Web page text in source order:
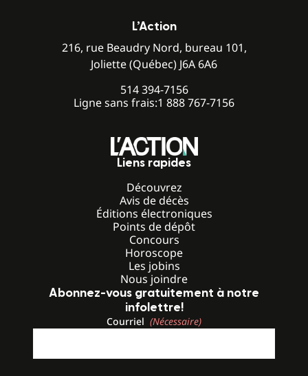
L’Action
216, rue Beaudry Nord, bureau 101,
Joliette (Québec) J6A 6A6
514 394-7156
Ligne sans frais:1 888 767-7156
Liens rapides
Découvrez
Avis de décès
Éditions électroniques
Points de dépôt
Concours
Horoscope
Les jobins
Nous joindre
Abonnez-vous gratuitement à notre
infolettre!
Courriel (Nécessaire)